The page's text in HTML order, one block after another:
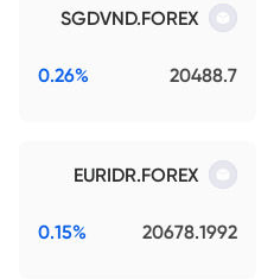
SGDVND.FOREX
20488.7
0.26%
EURIDR.FOREX
20678.1992
0.15%